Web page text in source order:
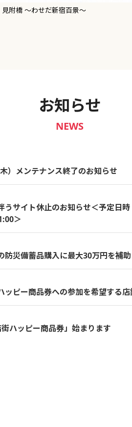
お知らせ
NEWS
）メンテナンス終了のお知らせ
うサイト休止のお知らせ＜予定日
＞
防災備蓄品購入に最大30万円を補助
ッピー商品券への参加を希望する
ハッピー商品券」始まります